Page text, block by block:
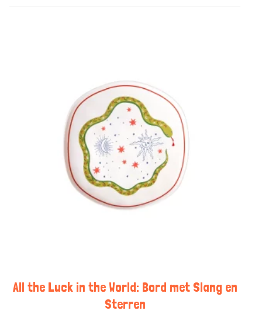
All the Luck in the World: Bord met Slang en
Sterren